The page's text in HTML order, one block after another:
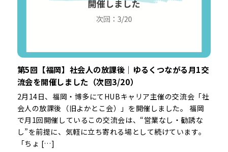
第5回【福岡】社会人の放課後｜ゆるくつながる月1交
流会を開催しました（次回3/20）
2月14日、福岡・博多にてHUBキャリア主催の交流会「社
会人の放課後（旧よかとこ会）」を開催しました。 福岡
で月1回開催しているこの交流会は、“営業なし・勧誘な
し”を前提に、気軽に立ち寄れる場として続けています。
「ちょ […]